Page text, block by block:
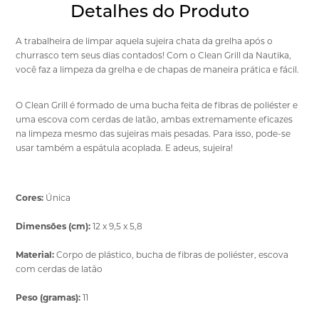
Detalhes do Produto
A trabalheira de limpar aquela sujeira chata da grelha após o
churrasco tem seus dias contados! Com o Clean Grill da Nautika,
você faz a limpeza da grelha e de chapas de maneira prática e fácil.
O Clean Grill é formado de uma bucha feita de fibras de poliéster e
uma escova com cerdas de latão, ambas extremamente eficazes
na limpeza mesmo das sujeiras mais pesadas. Para isso, pode-se
usar também a espátula acoplada. E adeus, sujeira!
Cores: Única
Dimensões (cm): 12 x 9,5 x 5,8
Material: Corpo de plástico, bucha de fibras de poliéster, escova
com cerdas de latão
Peso (gramas): 11